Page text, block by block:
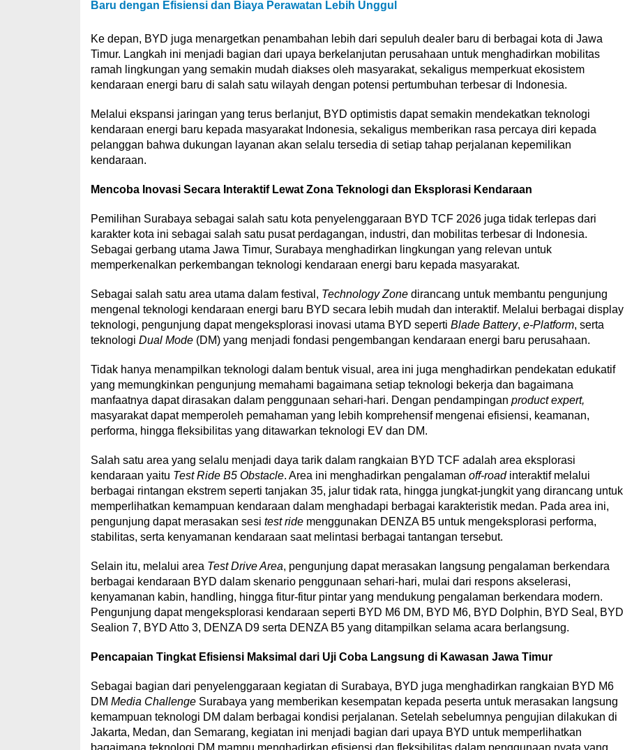
Baru dengan Efisiensi dan Biaya Perawatan Lebih Unggul
Ke depan, BYD juga menargetkan penambahan lebih dari sepuluh dealer baru di berbagai kota di Jawa
Timur. Langkah ini menjadi bagian dari upaya berkelanjutan perusahaan untuk menghadirkan mobilitas
ramah lingkungan yang semakin mudah diakses oleh masyarakat, sekaligus memperkuat ekosistem
kendaraan energi baru di salah satu wilayah dengan potensi pertumbuhan terbesar di Indonesia.
Melalui ekspansi jaringan yang terus berlanjut, BYD optimistis dapat semakin mendekatkan teknologi
kendaraan energi baru kepada masyarakat Indonesia, sekaligus memberikan rasa percaya diri kepada
pelanggan bahwa dukungan layanan akan selalu tersedia di setiap tahap perjalanan kepemilikan
kendaraan.
Mencoba Inovasi Secara Interaktif Lewat Zona Teknologi dan Eksplorasi Kendaraan
Pemilihan Surabaya sebagai salah satu kota penyelenggaraan BYD TCF 2026 juga tidak terlepas dari
karakter kota ini sebagai salah satu pusat perdagangan, industri, dan mobilitas terbesar di Indonesia.
Sebagai gerbang utama Jawa Timur, Surabaya menghadirkan lingkungan yang relevan untuk
memperkenalkan perkembangan teknologi kendaraan energi baru kepada masyarakat.
Sebagai salah satu area utama dalam festival, Technology Zonedirancang untuk membantu pengunjung
mengenal teknologi kendaraan energi baru BYD secara lebih mudah dan interaktif. Melalui berbagai display
teknologi, pengunjung dapat mengeksplorasi inovasi utama BYD seperti Blade Battery, e-Platform, serta
teknologi Dual Mode(DM) yang menjadi fondasi pengembangan kendaraan energi baru perusahaan.
Tidak hanya menampilkan teknologi dalam bentuk visual, area ini juga menghadirkan pendekatan edukatif
yang memungkinkan pengunjung memahami bagaimana setiap teknologi bekerja dan bagaimana
manfaatnya dapat dirasakan dalam penggunaan sehari-hari. Dengan pendampingan product expert,
masyarakat dapat memperoleh pemahaman yang lebih komprehensif mengenai efisiensi, keamanan,
performa, hingga fleksibilitas yang ditawarkan teknologi EV dan DM.
Salah satu area yang selalu menjadi daya tarik dalam rangkaian BYD TCF adalah area eksplorasi
kendaraan yaitu Test Ride B5 Obstacle. Area ini menghadirkan pengalaman off-roadinteraktif melalui
berbagai rintangan ekstrem seperti tanjakan 35, jalur tidak rata, hingga jungkat-jungkit yang dirancang untuk
memperlihatkan kemampuan kendaraan dalam menghadapi berbagai karakteristik medan. Pada area ini,
pengunjung dapat merasakan sesi test ridemenggunakan DENZA B5 untuk mengeksplorasi performa,
stabilitas, serta kenyamanan kendaraan saat melintasi berbagai tantangan tersebut.
Selain itu, melalui area Test Drive Area, pengunjung dapat merasakan langsung pengalaman berkendara
berbagai kendaraan BYD dalam skenario penggunaan sehari-hari, mulai dari respons akselerasi,
kenyamanan kabin, handling, hingga fitur-fitur pintar yang mendukung pengalaman berkendara modern.
Pengunjung dapat mengeksplorasi kendaraan seperti BYD M6 DM, BYD M6, BYD Dolphin, BYD Seal, BYD
Sealion 7, BYD Atto 3, DENZA D9 serta DENZA B5 yang ditampilkan selama acara berlangsung.
Pencapaian Tingkat Efisiensi Maksimal dari Uji Coba Langsung di Kawasan Jawa Timur
Sebagai bagian dari penyelenggaraan kegiatan di Surabaya, BYD juga menghadirkan rangkaian BYD M6
DM Media ChallengeSurabaya yang memberikan kesempatan kepada peserta untuk merasakan langsung
kemampuan teknologi DM dalam berbagai kondisi perjalanan. Setelah sebelumnya pengujian dilakukan di
Jakarta, Medan, dan Semarang, kegiatan ini menjadi bagian dari upaya BYD untuk memperlihatkan
bagaimana teknologi DM mampu menghadirkan efisiensi dan fleksibilitas dalam penggunaan nyata yang